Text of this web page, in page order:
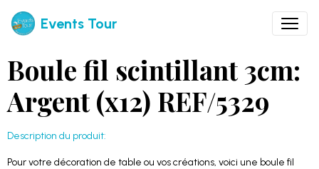
Events Tour
Boule fil scintillant 3cm:
Argent (x12) REF/5329
Description du produit:
Pour votre décoration de table ou vos créations, voici une boule fil